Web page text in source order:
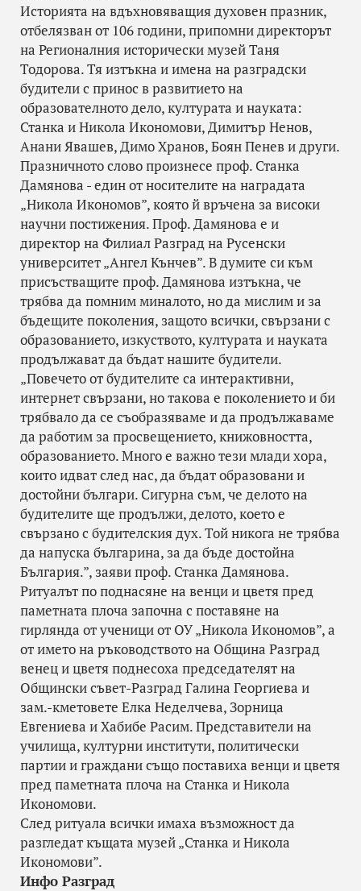
Историята на вдъхновяващия духовен празник,
отбелязван от 106 години, припомни директорът
на Регионалния исторически музей Таня
Тодорова. Тя изтъкна и имена на разградски
будители с принос в развитието на
образователното дело, културата и науката:
Станка и Никола Икономови, Димитър Ненов,
Анани Явашев, Димо Хранов, Боян Пенев и други.
Празничното слово произнесе проф. Станка
Дамянова - един от носителите на наградата
„Никола Икономов”, която й връчена за високи
научни постижения. Проф. Дамянова е и
директор на Филиал Разград на Русенски
университет „Ангел Кънчев”. В думите си към
присъстващите проф. Дамянова изтъкна, че
трябва да помним миналото, но да мислим и за
бъдещите поколения, защото всички, свързани с
образованието, изкуството, културата и науката
продължават да бъдат нашите будители.
„Повечето от будителите са интерактивни,
интернет свързани, но такова е поколението и би
трябвало да се съобразяваме и да продължаваме
да работим за просвещението, книжовността,
образованието. Много е важно тези млади хора,
които идват след нас, да бъдат образовани и
достойни българи. Сигурна съм, че делото на
будителите ще продължи, делото, което е
свързано с будителския дух. Той никога не трябва
да напуска българина, за да бъде достойна
България.”, заяви проф. Станка Дамянова.
Ритуалът по поднасяне на венци и цветя пред
паметната плоча започна с поставяне на
гирлянда от ученици от ОУ „Никола Икономов”, а
от името на ръководството на Община Разград
венец и цветя поднесоха председателят на
Общински съвет-Разград Галина Георгиева и
зам.-кметовете Елка Неделчева, Зорница
Евгениева и Хабибе Расим. Представители на
училища, културни институти, политически
партии и граждани също поставиха венци и цветя
пред паметната плоча на Станка и Никола
Икономови.
След ритуала всички имаха възможност да
разгледат къщата музей „Станка и Никола
Икономови”.
Инфо Разград